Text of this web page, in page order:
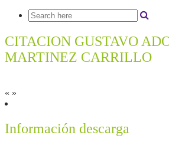
CITACION GUSTAVO
MARTINEZ CARRILLO
« »
Información descarga